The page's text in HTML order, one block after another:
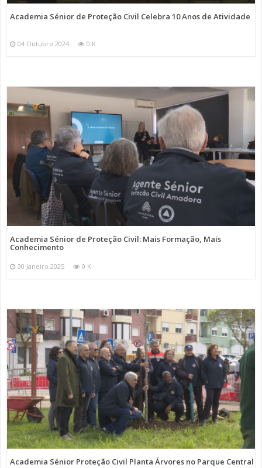
Academia Sénior de Proteção Civil Celebra 10 Anos de Atividade
04 Outubro 2024 0 K
Academia Sénior de Proteção Civil: Mais Formação, Mais
Conhecimento
30 Janeiro 2025 0 K
Academia Sénior Proteção Civil Planta Árvores no Parque Central